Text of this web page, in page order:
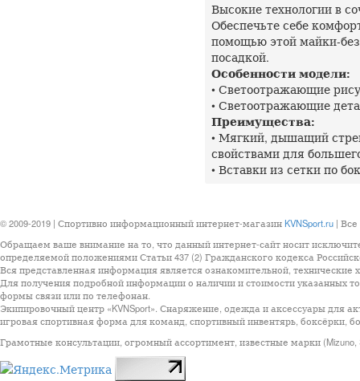
Высокие технологии в
Обеспечьте себе
помощью этой майки-
посадкой.
Особенности модели:
• Светоотражающие
• Светоотражающие
Преимущества:
• Мягкий, дышащий
свойствами для
• Вставки из сетки по
© 2009-2019 | Спортивно информационный интернет-магазин KVNSport.ru |
Обращаем ваше внимание на то, что данный интернет-сайт носит
определяемой положениями Статьи 437 (2) Гражданского кодекса
Вся представленная информация является ознакомительной, технические
Для получения подробной информации о наличии и стоимости указанных
формы связи или по телефонан.
Экипировочный центр «KVNSport». Снаряжение, одежда и аксессуары для
игровая спортивная форма для команд, спортивный инвентярь, боксёрки,
Грамотные консультации, огромный ассортимент, известные марки (Mizuno,